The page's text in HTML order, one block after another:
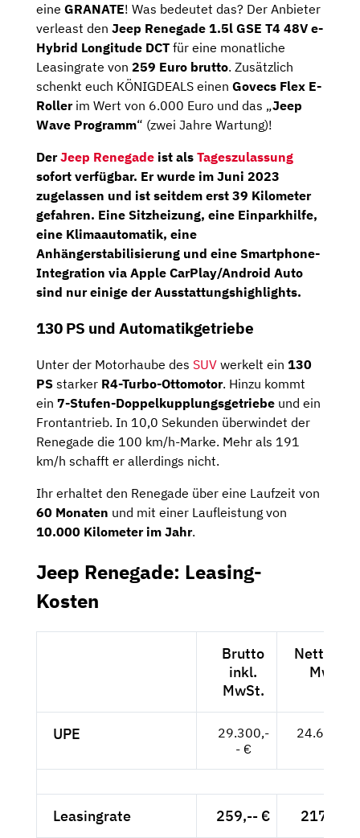
eine GRANATE! Was bedeutet das? Der Anbieter
verleast den Jeep Renegade 1.5l GSE T4 48V e-
Hybrid Longitude DCT für eine monatliche
Leasingrate von 259 Euro brutto. Zusätzlich
schenkt euch KÖNIGDEALS einen Govecs Flex E-
Rollerim Wert von 6.000 Euro und das „Jeep
Wave Programm“ (zwei Jahre Wartung)!
DerJeep Renegade ist als Tageszulassung
sofort verfügbar. Er wurde im Juni 2023
zugelassen und ist seitdem erst 39 Kilometer
gefahren. Eine Sitzheizung, eine Einparkhilfe,
eine Klimaautomatik, eine
Anhängerstabilisierung und eine Smartphone-
Integration via Apple CarPlay/Android Auto
sind nur einige der Ausstattungshighlights.
130 PS und Automatikgetriebe
Unter der Motorhaube des SUV werkelt ein 130
PS starker R4-Turbo-Ottomotor. Hinzu kommt
ein 7-Stufen-Doppelkupplungsgetriebe und ein
Frontantrieb. In 10,0 Sekunden überwindet der
Renegade die 100 km/h-Marke. Mehr als 191
km/h schafft er allerdings nicht.
Ihr erhaltet den Renegade über eine Laufzeit von
60 Monaten und mit einer Laufleistung von
10.000 Kilometer im Jahr.
Jeep Renegade: Leasing-
Kosten
Brutto
inkl.
MwSt.
Netto
MwSt.
UPE
29.300,-
- €
24.622,--
Leasingrate 259,-- € 217,65 €